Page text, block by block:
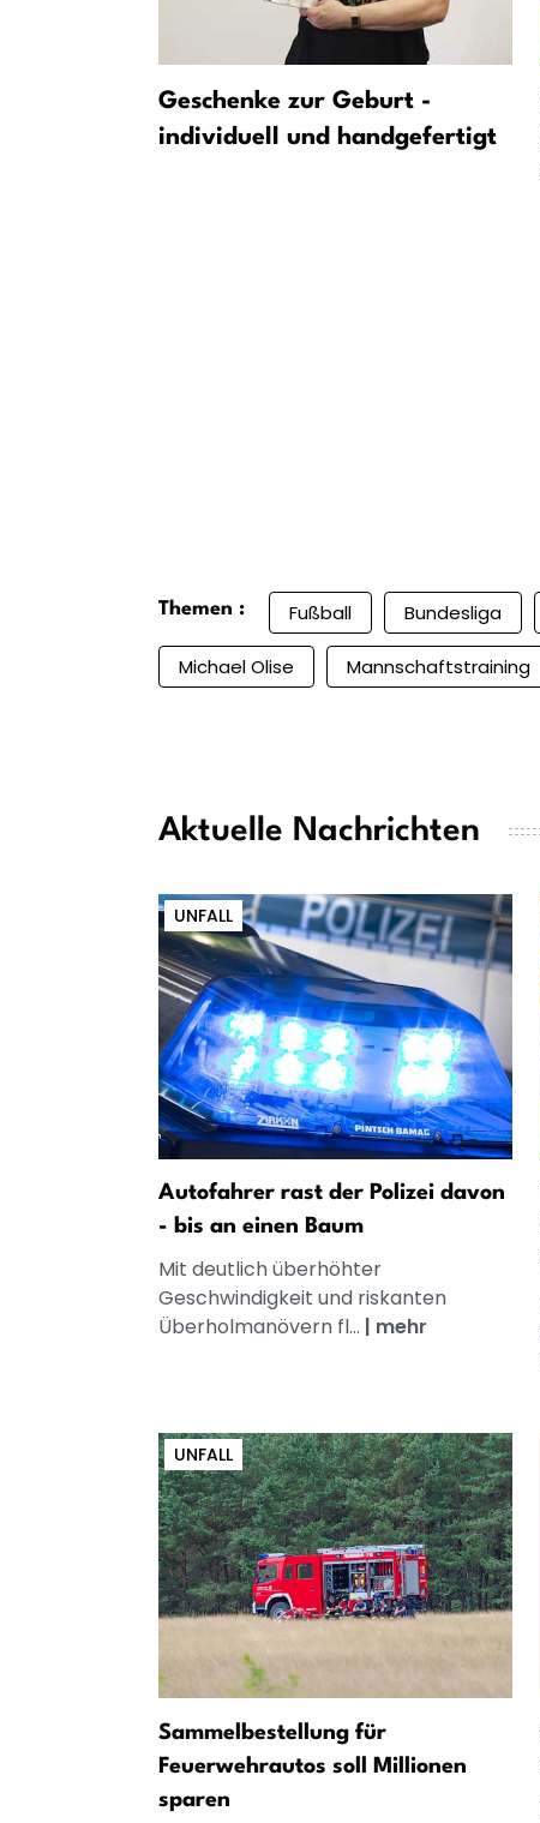
Geschenke zur Geburt -
individuell und handgefertigt
Themen : Fußball Bundesliga
Michael Olise Mannschaftstraining
Aktuelle Nachrichten
UNFALL
Autofahrer rast der Polizei davon
- bis an einen Baum
Mit deutlich überhöhter
Geschwindigkeit und riskanten
Überholmanövern fl... | mehr
UNFALL
Sammelbestellung für
Feuerwehrautos soll Millionen
sparen